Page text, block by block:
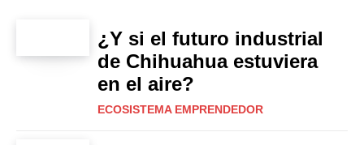
¿Y si el futuro industrial
de Chihuahua estuviera
en el aire?
ECOSISTEMA EMPRENDEDOR